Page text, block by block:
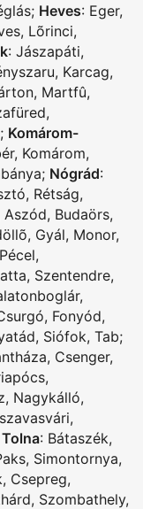
; Heves: Eger,
, Lõrinci,
: Jászapáti,
, Karcag,
, Martfû,
,
; Komárom-
, Komárom,
; Nógrád:
, Rétság,
Aszód, Budaörs,
, Gyál, Monor,
Pécel,
, Szentendre,
,
, Fonyód,
, Siófok, Tab;
, Csenger,
,
, Nagykálló,
,
Tolna: Bátaszék,
, Simontornya,
, Csepreg,
, Szombathely,